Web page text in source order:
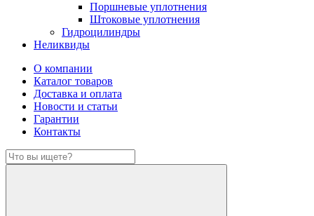
Поршневые уплотнения
Штоковые уплотнения
Гидроцилиндры
Неликвиды
О компании
Каталог товаров
Доставка и оплата
Новости и статьи
Гарантии
Контакты